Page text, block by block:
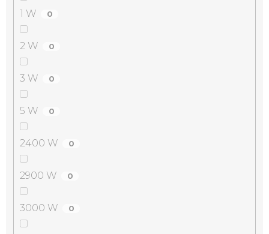
1 W 0
2 W 0
3 W 0
5 W 0
2400 W 0
2900 W 0
3000 W 0